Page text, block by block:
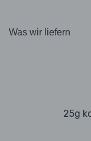
Was wir liefern
25g